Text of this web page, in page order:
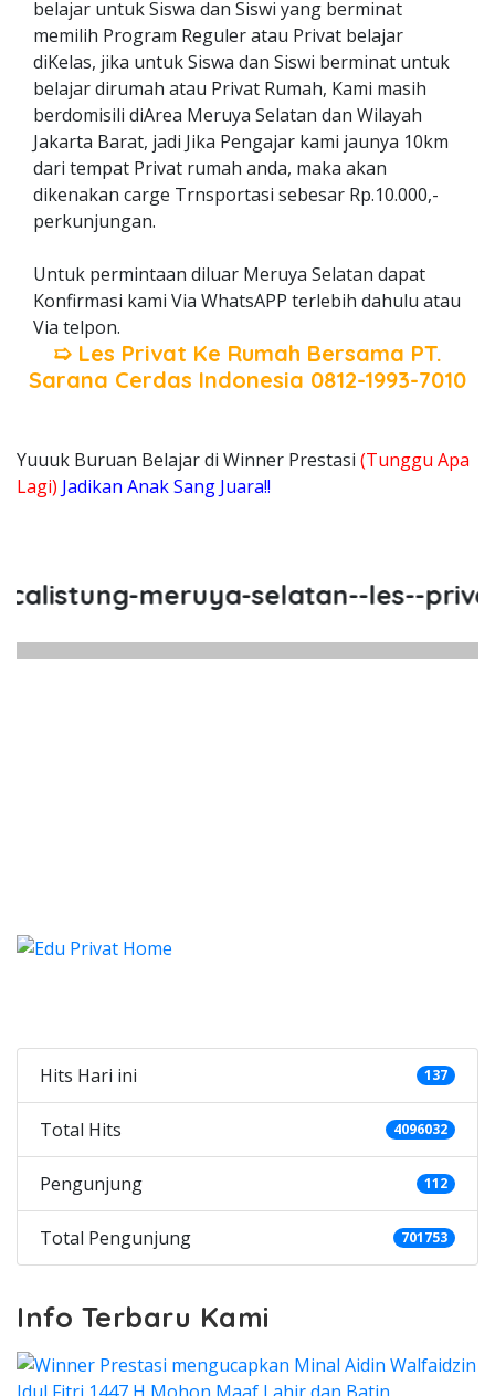
belajar untuk Siswa dan Siswi yang berminat
memilih Program Reguler atau Privat belajar
diKelas, jika untuk Siswa dan Siswi berminat untuk
belajar dirumah atau Privat Rumah, Kami masih
berdomisili diArea Meruya Selatan dan Wilayah
Jakarta Barat, jadi Jika Pengajar kami jaunya 10km
dari tempat Privat rumah anda, maka akan
dikenakan carge Trnsportasi sebesar Rp.10.000,-
perkunjungan.
Untuk permintaan diluar Meruya Selatan dapat
Konfirmasi kami Via WhatsAPP terlebih dahulu atau
Via telpon.
➯ Les Privat Ke Rumah Bersama PT.
Sarana Cerdas Indonesia 0812-1993-7010
Yuuuk Buruan Belajar di Winner Prestasi (Tunggu Apa
Lagi) Jadikan Anak Sang Juara!!
meruya-selatan--les--
Hits Hari ini 137
Total Hits 4096032
Pengunjung 112
Total Pengunjung 701753
Info Terbaru Kami